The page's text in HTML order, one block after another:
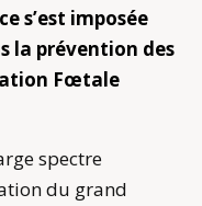
s’est imposée
la prévention des
Fœtale
spectre
du grand